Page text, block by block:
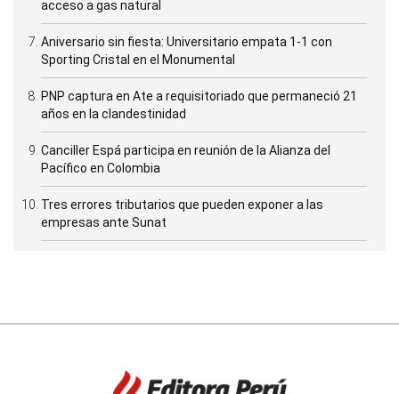
acceso a gas natural
Aniversario sin fiesta: Universitario empata 1-1 con
Sporting Cristal en el Monumental
PNP captura en Ate a requisitoriado que permaneció 21
años en la clandestinidad
Canciller Espá participa en reunión de la Alianza del
Pacífico en Colombia
Tres errores tributarios que pueden exponer a las
empresas ante Sunat